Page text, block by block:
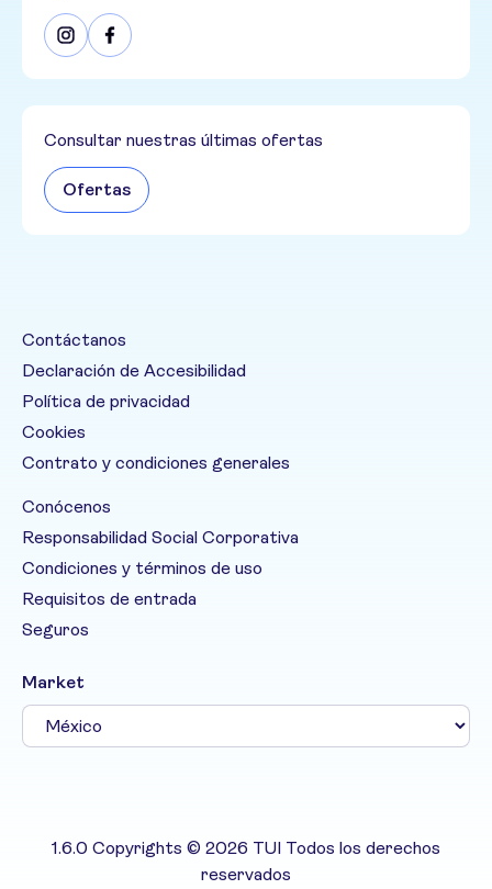
Consultar nuestras últimas ofertas
Ofertas
Contáctanos
Declaración de Accesibilidad
Política de privacidad
Cookies
Contrato y condiciones generales
Conócenos
Responsabilidad Social Corporativa
Condiciones y términos de uso
Requisitos de entrada
Seguros
Market
1.6.0 Copyrights © 2026 TUI Todos los derechos
reservados